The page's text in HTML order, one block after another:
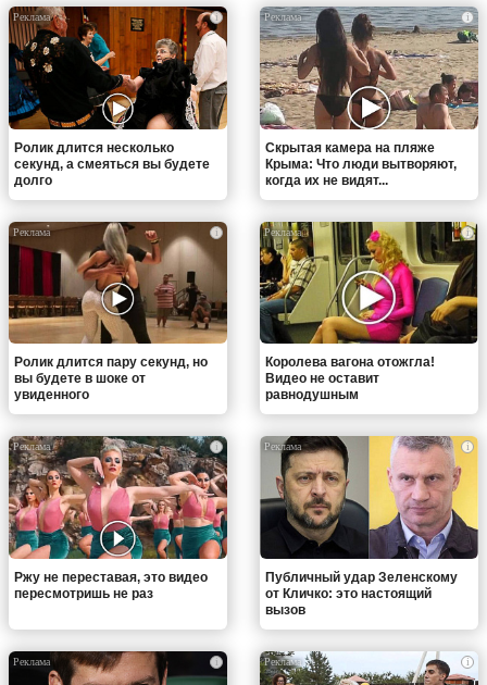
i
Ролик длится несколько
секунд, а смеяться вы будете
долго
i
Скрытая камера на пляже
Крыма: Что люди вытворяют,
когда их не видят...
i
Ролик длится пару секунд, но
вы будете в шоке от
увиденного
i
Королева вагона отожгла!
Видео не оставит
равнодушным
i
Ржу не переставая, это видео
пересмотришь не раз
i
Публичный удар Зеленскому
от Кличко: это настоящий
вызов
i i